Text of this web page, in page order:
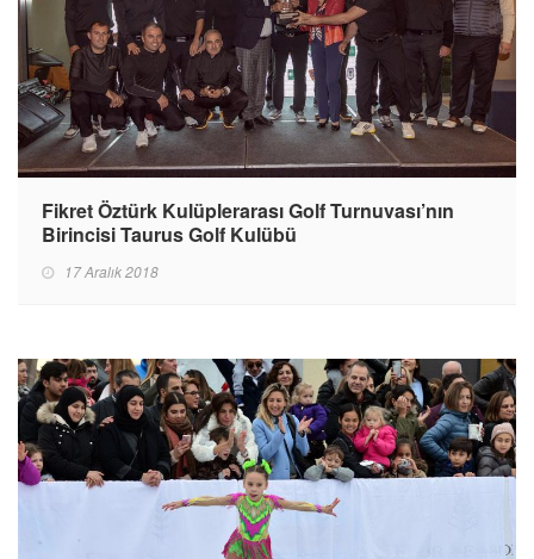
Fikret Öztürk Kulüplerarası Golf Turnuvası’nın
Birincisi Taurus Golf Kulübü
17 Aralık 2018